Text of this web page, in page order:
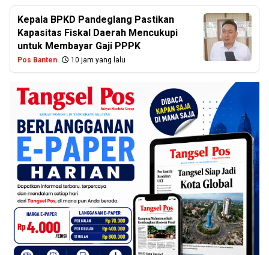
Kepala BPKD Pandeglang Pastikan
Kapasitas Fiskal Daerah Mencukupi
untuk Membayar Gaji PPPK
Pos Banten 10 jam yang lalu